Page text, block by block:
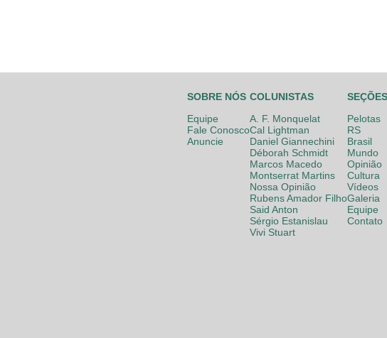
SOBRE NÓS
Equipe
Fale Conosco
Anuncie
COLUNISTAS
A. F. Monquelat
Cal Lightman
Daniel Giannechini
Déborah Schmidt
Marcos Macedo
Montserrat Martins
Nossa Opinião
Rubens Amador Filho
Said Anton
Sérgio Estanislau
Vivi Stuart
SEÇÕES
Pelotas
RS
Brasil
Mundo
Opinião
Cultura
Vídeos
Galeria
Equipe
Contato